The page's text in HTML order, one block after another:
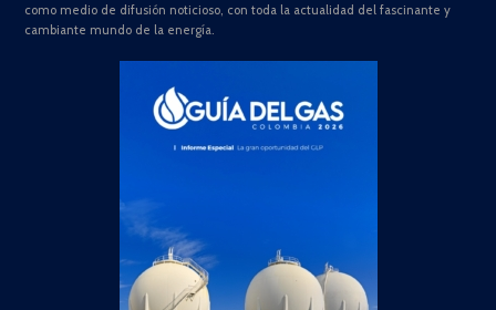
como medio de difusión noticioso, con toda la actualidad del fascinante y
cambiante mundo de la energía.